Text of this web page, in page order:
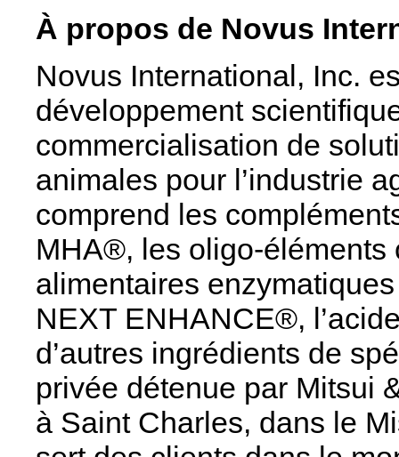
À propos de Novus
Novus International, Inc.
développement
commercialisation de
animales pour l’industrie
comprend les
MHA®, les oligo-
alimentaires
NEXT ENHANCE®,
d’autres ingrédients de
privée détenue par Mitsui
à Saint Charles, dans le